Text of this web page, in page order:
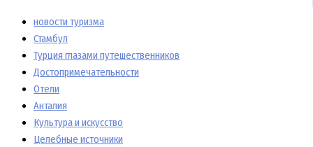
новости туризма
Стамбул
Турция глазами путешественников
Достопримечательности
Отели
Анталия
Культура и искусство
Целебные источники